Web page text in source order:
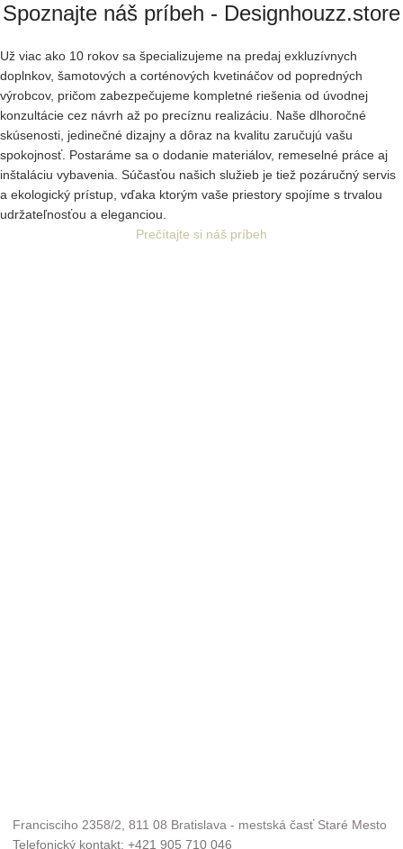
Spoznajte náš príbeh - Designhouzz.store
Už viac ako 10 rokov sa špecializujeme na predaj exkluzívnych
doplnkov, šamotových a corténových kvetináčov od popredných
výrobcov, pričom zabezpečujeme kompletné riešenia od úvodnej
konzultácie cez návrh až po precíznu realizáciu. Naše dlhoročné
skúsenosti, jedinečné dizajny a dôraz na kvalitu zaručujú vašu
spokojnosť. Postaráme sa o dodanie materiálov, remeselné práce aj
inštaláciu vybavenia. Súčasťou našich služieb je tiež pozáručný servis
a ekologický prístup, vďaka ktorým vaše priestory spojíme s trvalou
udržateľnosťou a eleganciou.
Prečítajte si náš príbeh
Francisciho 2358/2, 811 08 Bratislava - mestská časť Staré Mesto
Telefonický kontakt: +421 905 710 046